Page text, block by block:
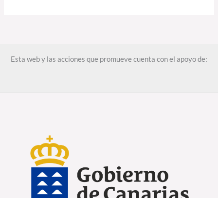
Esta web y las acciones que promueve cuenta con el apoyo de: